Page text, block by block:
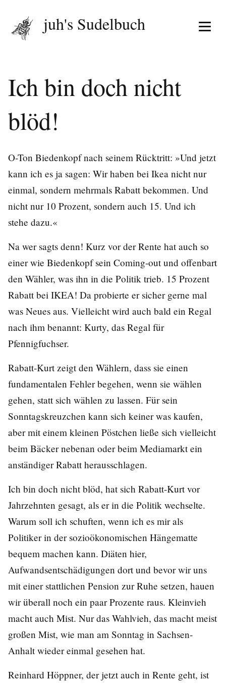
Menü
juh's Sudelbuch
Ich bin doch nicht
blöd!
O-Ton Biedenkopf nach seinem Rücktritt: »Und jetzt
kann ich es ja sagen: Wir haben bei Ikea nicht nur
einmal, sondern mehrmals Rabatt bekommen. Und
nicht nur 10 Prozent, sondern auch 15. Und ich
stehe dazu.«
Na wer sagts denn! Kurz vor der Rente hat auch so
einer wie Biedenkopf sein Coming-out und offenbart
den Wähler, was ihn in die Politik trieb. 15 Prozent
Rabatt bei IKEA! Da probierte er sicher gerne mal
was Neues aus. Vielleicht wird auch bald ein Regal
nach ihm benannt: Kurty, das Regal für
Pfennigfuchser.
Rabatt-Kurt zeigt den Wählern, dass sie einen
fundamentalen Fehler begehen, wenn sie wählen
gehen, statt sich wählen zu lassen. Für sein
Sonntagskreuzchen kann sich keiner was kaufen,
aber mit einem kleinen Pöstchen ließe sich vielleicht
beim Bäcker nebenan oder beim Mediamarkt ein
anständiger Rabatt herausschlagen.
Ich bin doch nicht blöd, hat sich Rabatt-Kurt vor
Jahrzehnten gesagt, als er in die Politik wechselte.
Warum soll ich schuften, wenn ich es mir als
Politiker in der sozioökonomischen Hängematte
bequem machen kann. Diäten hier,
Aufwandsentschädigungen dort und bevor wir uns
mit einer stattlichen Pension zur Ruhe setzen, hauen
wir überall noch ein paar Prozente raus. Kleinvieh
macht auch Mist. Nur das Wahlvieh, das macht meist
großen Mist, wie man am Sonntag in Sachsen-
Anhalt wieder einmal gesehen hat.
Reinhard Höppner, der jetzt auch in Rente geht, ist